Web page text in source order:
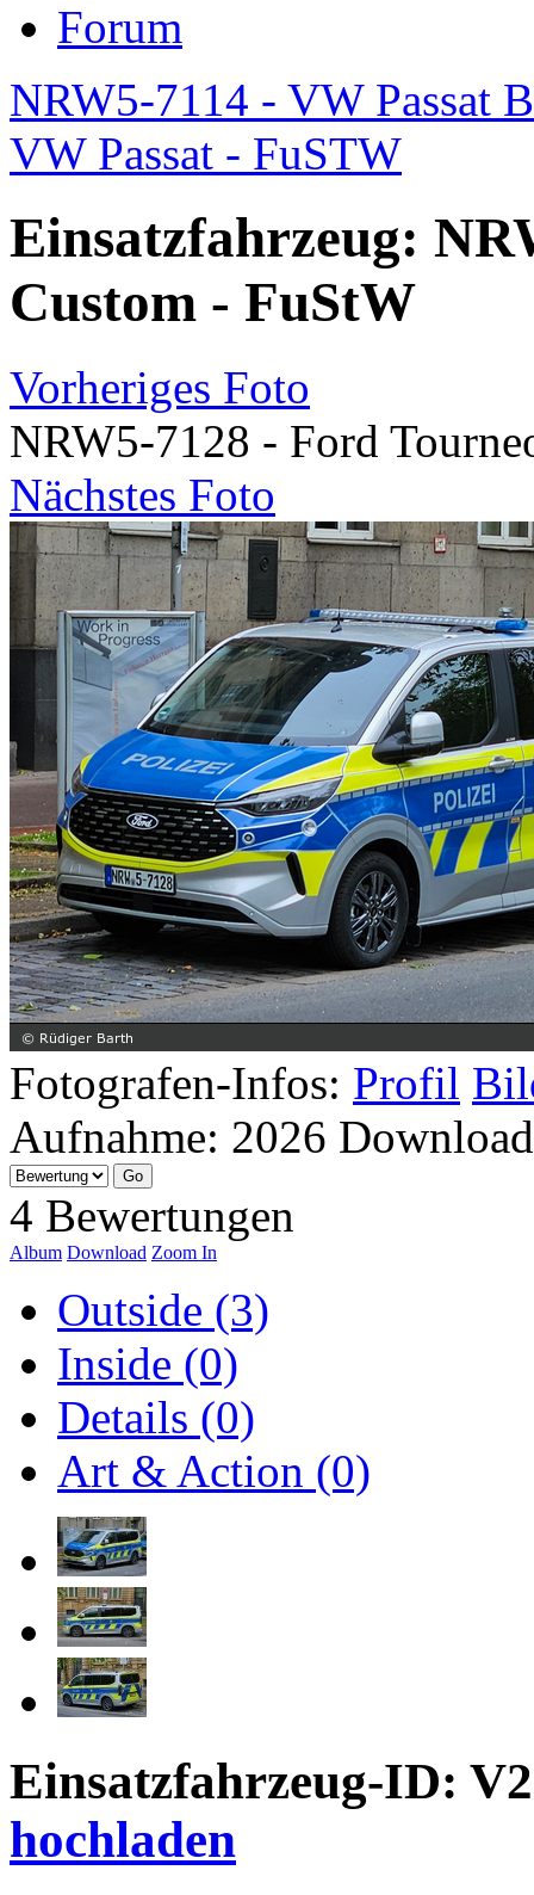
Forum
NRW5-7114 - VW Passat
VW Passat - FuSTW
Einsatzfahrzeug:
Custom - FuStW
Vorheriges Foto
NRW5-7128 - Ford
Nächstes Foto
Fotografen-Infos: Profil
Aufnahme: 2026
4 Bewertungen
Album Download Zoom In
Outside (3)
Inside (0)
Details (0)
Art & Action (0)
Einsatzfahrzeug-ID:
hochladen